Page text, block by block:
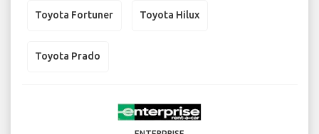
Toyota Fortuner Toyota Hilux
Toyota Prado